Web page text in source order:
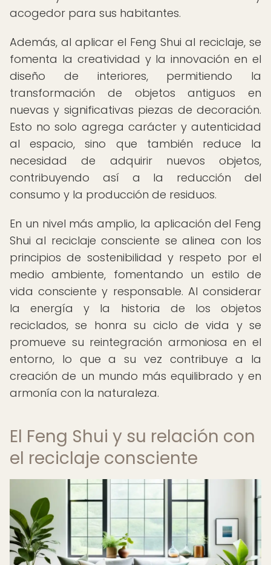
acogedor para sus habitantes.
Además, al aplicar el Feng Shui al reciclaje, se
fomenta la creatividad y la innovación en el
diseño de interiores, permitiendo la
transformación de objetos antiguos en
nuevas y significativas piezas de decoración.
Esto no solo agrega carácter y autenticidad
al espacio, sino que también reduce la
necesidad de adquirir nuevos objetos,
contribuyendo así a la reducción del
consumo y la producción de residuos.
En un nivel más amplio, la aplicación del Feng
Shui al reciclaje consciente se alinea con los
principios de sostenibilidad y respeto por el
medio ambiente, fomentando un estilo de
vida consciente y responsable. Al considerar
la energía y la historia de los objetos
reciclados, se honra su ciclo de vida y se
promueve su reintegración armoniosa en el
entorno, lo que a su vez contribuye a la
creación de un mundo más equilibrado y en
armonía con la naturaleza.
El Feng Shui y su relación con
el reciclaje consciente